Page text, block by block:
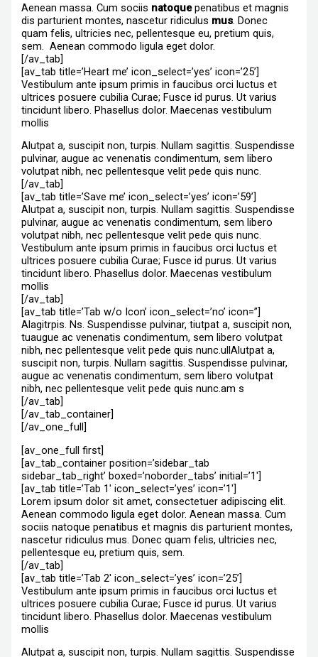
Aenean massa. Cum sociis natoquepenatibus et magnis
dis parturient montes, nascetur ridiculus mus . Donec
quam felis, ultricies nec, pellentesque eu, pretium quis,
sem. Aenean commodo ligula eget dolor.
[/av_tab]
[av_tab title=’Heart me’ icon_select=’yes’ icon=’25’]
Vestibulum ante ipsum primis in faucibus orci luctus et
ultrices posuere cubilia Curae; Fusce id purus. Ut varius
tincidunt libero. Phasellus dolor. Maecenas vestibulum
mollis
Alutpat a, suscipit non, turpis. Nullam sagittis. Suspendisse
pulvinar, augue ac venenatis condimentum, sem libero
volutpat nibh, nec pellentesque velit pede quis nunc.
[/av_tab]
[av_tab title=’Save me’ icon_select=’yes’ icon=’59’]
Alutpat a, suscipit non, turpis. Nullam sagittis. Suspendisse
pulvinar, augue ac venenatis condimentum, sem libero
volutpat nibh, nec pellentesque velit pede quis nunc.
Vestibulum ante ipsum primis in faucibus orci luctus et
ultrices posuere cubilia Curae; Fusce id purus. Ut varius
tincidunt libero. Phasellus dolor. Maecenas vestibulum
mollis
[/av_tab]
[av_tab title=’Tab w/o Icon’ icon_select=’no’ icon=”]
Alagitrpis. Ns. Suspendisse pulvinar, tiutpat a, suscipit non,
tuaugue ac venenatis condimentum, sem libero volutpat
nibh, nec pellentesque velit pede quis nunc.ullAlutpat a,
suscipit non, turpis. Nullam sagittis. Suspendisse pulvinar,
augue ac venenatis condimentum, sem libero volutpat
nibh, nec pellentesque velit pede quis nunc.am s
[/av_tab]
[/av_tab_container]
[/av_one_full]
[av_one_full first]
[av_tab_container position=’sidebar_tab
sidebar_tab_right’ boxed=’noborder_tabs’ initial=’1′]
[av_tab title=’Tab 1′ icon_select=’yes’ icon=’1′]
Lorem ipsum dolor sit amet, consectetuer adipiscing elit.
Aenean commodo ligula eget dolor. Aenean massa. Cum
sociis natoque penatibus et magnis dis parturient montes,
nascetur ridiculus mus. Donec quam felis, ultricies nec,
pellentesque eu, pretium quis, sem.
[/av_tab]
[av_tab title=’Tab 2′ icon_select=’yes’ icon=’25’]
Vestibulum ante ipsum primis in faucibus orci luctus et
ultrices posuere cubilia Curae; Fusce id purus. Ut varius
tincidunt libero. Phasellus dolor. Maecenas vestibulum
mollis
Alutpat a, suscipit non, turpis. Nullam sagittis. Suspendisse